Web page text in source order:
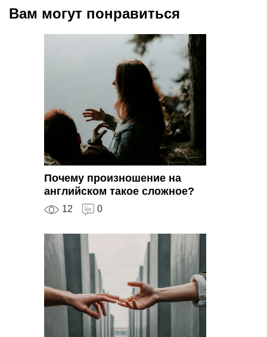
Вам могут понравиться
Почему произношение на
английском такое сложное?
12 0